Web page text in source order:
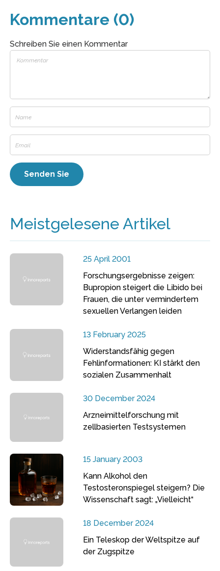
Kommentare (0)
Schreiben Sie einen Kommentar
Meistgelesene Artikel
25 April 2001
Forschungsergebnisse zeigen:
Bupropion steigert die Libido bei
Frauen, die unter vermindertem
sexuellen Verlangen leiden
13 February 2025
Widerstandsfähig gegen
Fehlinformationen: KI stärkt den
sozialen Zusammenhalt
30 December 2024
Arzneimittelforschung mit
zellbasierten Testsystemen
15 January 2003
Kann Alkohol den
Testosteronspiegel steigern? Die
Wissenschaft sagt: „Vielleicht“
18 December 2024
Ein Teleskop der Weltspitze auf
der Zugspitze